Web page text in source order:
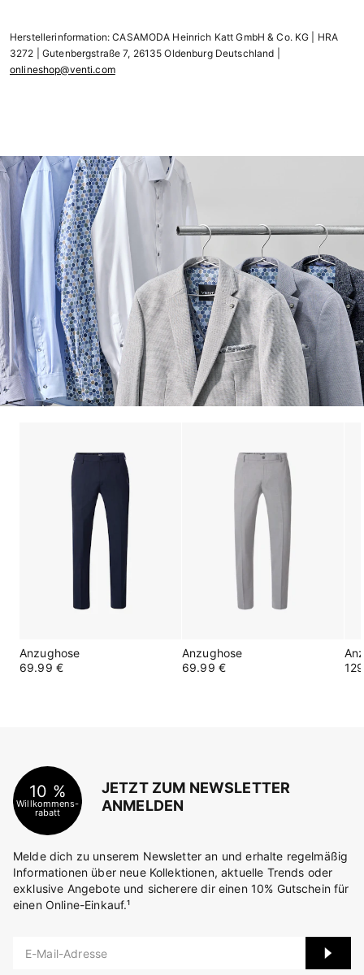
Herstellerinformation: CASAMODA Heinrich Katt GmbH & Co. KG | HRA
3272 | Gutenbergstraße 7, 26135 Oldenburg Deutschland |
onlineshop@venti.com
Anzughose
69.99 €
Anzughose
69.99 €
10 %
Willkommens-
rabatt
JETZT ZUM NEWSLETTER
ANMELDEN
Melde dich zu unserem Newsletter an und erhalte regelmäßig
Informationen über neue Kollektionen, aktuelle Trends oder
exklusive Angebote und sicherere dir einen 10% Gutschein für
einen Online-Einkauf.¹
E-Mail-Adresse